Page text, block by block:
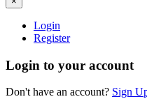
Login
Register
Login to your account
Don't have an account? Sign